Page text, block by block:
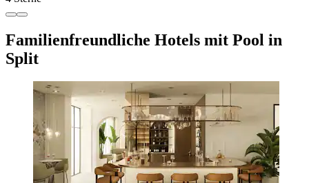
Familienfreundliche Hotels mit Pool in
Split